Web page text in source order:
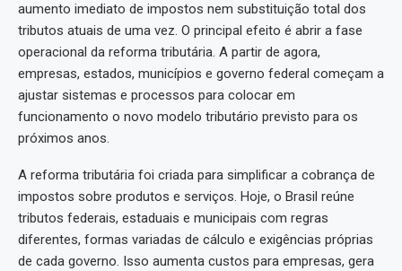
aumento imediato de impostos nem substituição total dos
tributos atuais de uma vez. O principal efeito é abrir a fase
operacional da reforma tributária. A partir de agora,
empresas, estados, municípios e governo federal começam a
ajustar sistemas e processos para colocar em
funcionamento o novo modelo tributário previsto para os
próximos anos.
A reforma tributária foi criada para simplificar a cobrança de
impostos sobre produtos e serviços. Hoje, o Brasil reúne
tributos federais, estaduais e municipais com regras
diferentes, formas variadas de cálculo e exigências próprias
de cada governo. Isso aumenta custos para empresas, gera